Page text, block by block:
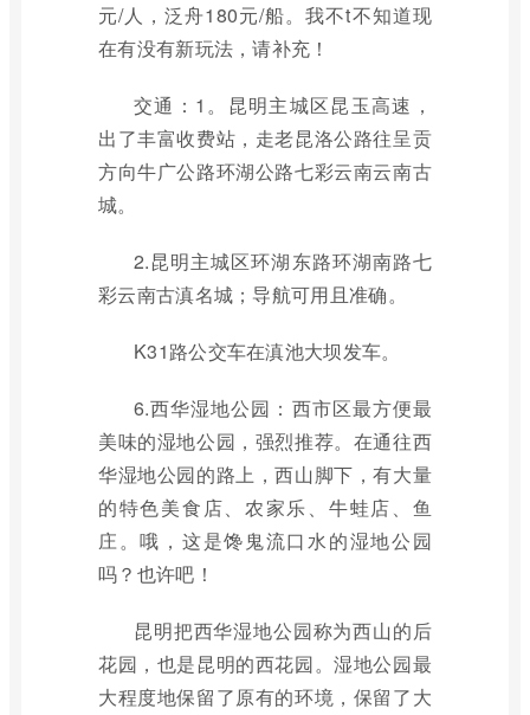
元/人，泛舟180元/船。我不t不知道现
在有没有新玩法，请补充！
交通：1。昆明主城区昆玉高速，
出了丰富收费站，走老昆洛公路往呈贡
方向牛广公路环湖公路七彩云南云南古
城。
2.昆明主城区环湖东路环湖南路七
彩云南古滇名城；导航可用且准确。
K31路公交车在滇池大坝发车。
6.西华湿地公园：西市区最方便最
美味的湿地公园，强烈推荐。在通往西
华湿地公园的路上，西山脚下，有大量
的特色美食店、农家乐、牛蛙店、鱼
庄。哦，这是馋鬼流口水的湿地公园
吗？也许吧！
昆明把西华湿地公园称为西山的后
花园，也是昆明的西花园。湿地公园最
大程度地保留了原有的环境，保留了大